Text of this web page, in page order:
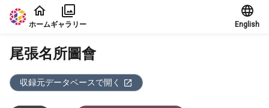
本文に飛ぶ
ホームギャラリー English
尾張名所圖會
収録元データベースで開く